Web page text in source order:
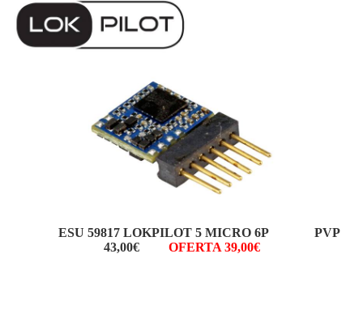
ESU 59817 LOKPILOT 5 MICRO 6P PVP
43,00€ OFERTA 39,00€